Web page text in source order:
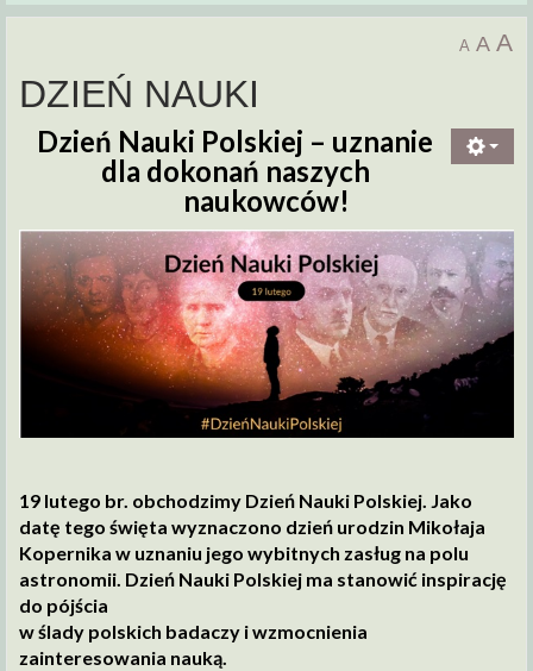
A A A
DZIEŃ NAUKI
Dzień Nauki Polskiej – uznanie
dla dokonań naszych
naukowców!
19 lutego br. obchodzimy Dzień Nauki Polskiej. Jako
datę tego święta wyznaczono dzień urodzin Mikołaja
Kopernika w uznaniu jego wybitnych zasług na polu
astronomii. Dzień Nauki Polskiej ma stanowić inspirację
do pójścia
w ślady polskich badaczy i wzmocnienia
zainteresowania nauką.